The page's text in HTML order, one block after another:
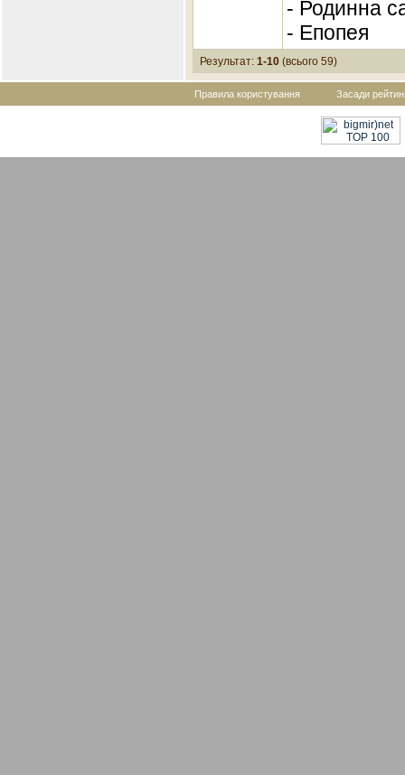
- Родинна
- Епопея
Результат: 1-10 (всього 59)
Правила користування Засади